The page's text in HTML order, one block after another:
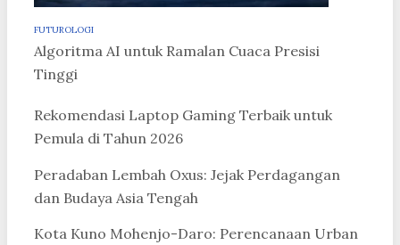
FUTUROLOGI
Algoritma AI untuk Ramalan Cuaca Presisi
Tinggi
Rekomendasi Laptop Gaming Terbaik untuk
Pemula di Tahun 2026
Peradaban Lembah Oxus: Jejak Perdagangan
dan Budaya Asia Tengah
Kota Kuno Mohenjo-Daro: Perencanaan Urban